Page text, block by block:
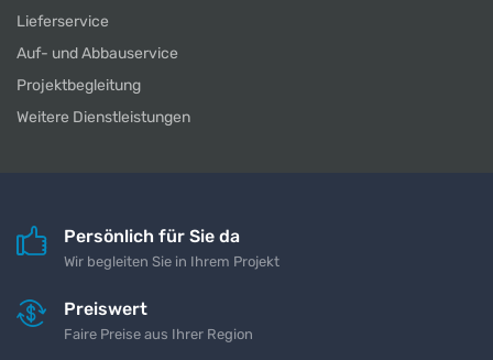
Lieferservice
Auf- und Abbauservice
Projektbegleitung
Weitere Dienstleistungen
Persönlich für Sie da
Wir begleiten Sie in Ihrem Projekt
Preiswert
Faire Preise aus Ihrer Region